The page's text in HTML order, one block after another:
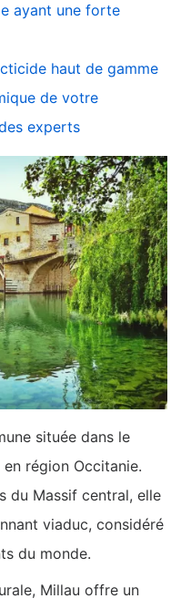
ayant une forte
haut de gamme
de votre
experts
située dans le
région Occitanie.
du Massif central, elle
viaduc, considéré
du monde.
Millau offre un